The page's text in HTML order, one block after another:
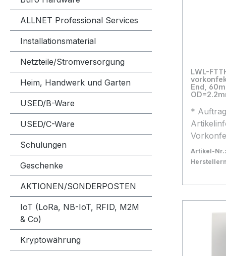
ALLNET Professional Services
Installationsmaterial
Netzteile/Stromversorgung
Heim, Handwerk und Garten
USED/B-Ware
USED/C-Ware
Schulungen
Geschenke
AKTIONEN/SONDERPOSTEN
IoT (LoRa, NB-IoT, RFID, M2M
& Co)
Kryptowährung
FC (D-
******
LWL-
vorkonfektioniert,
End, 60m, 9/125u, G.657.A2, 4-Faser,
*
Artikel-Nr.:
2026-10-
In den